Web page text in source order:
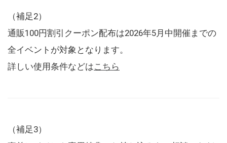
（補足2）
通販100円割引クーポン配布は2026年5月中開催までの
全イベントが対象となります。
詳しい使用条件などはこちら
（補足3）